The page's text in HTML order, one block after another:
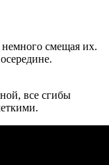
смещая их.
все сгибы